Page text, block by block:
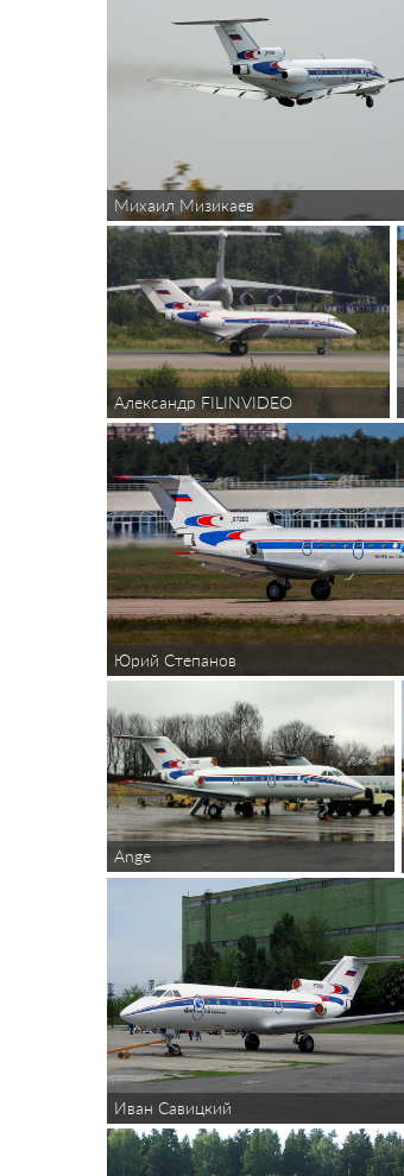
Михаил Мизикаев
Александр FILINVIDEO
Юрий Степанов
Ange
Иван Савицкий